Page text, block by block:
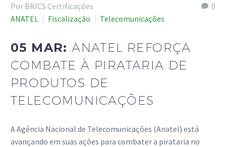
0
Por BRICS Certificações
ANATEL
Fiscalização Telecomunicações
05 MAR:ANATEL REFORÇA
COMBATE À PIRATARIA DE
PRODUTOS DE
TELECOMUNICAÇÕES
A Agência Nacional de Telecomunicações (Anatel) está
avançando em suas ações para combater a pirataria no